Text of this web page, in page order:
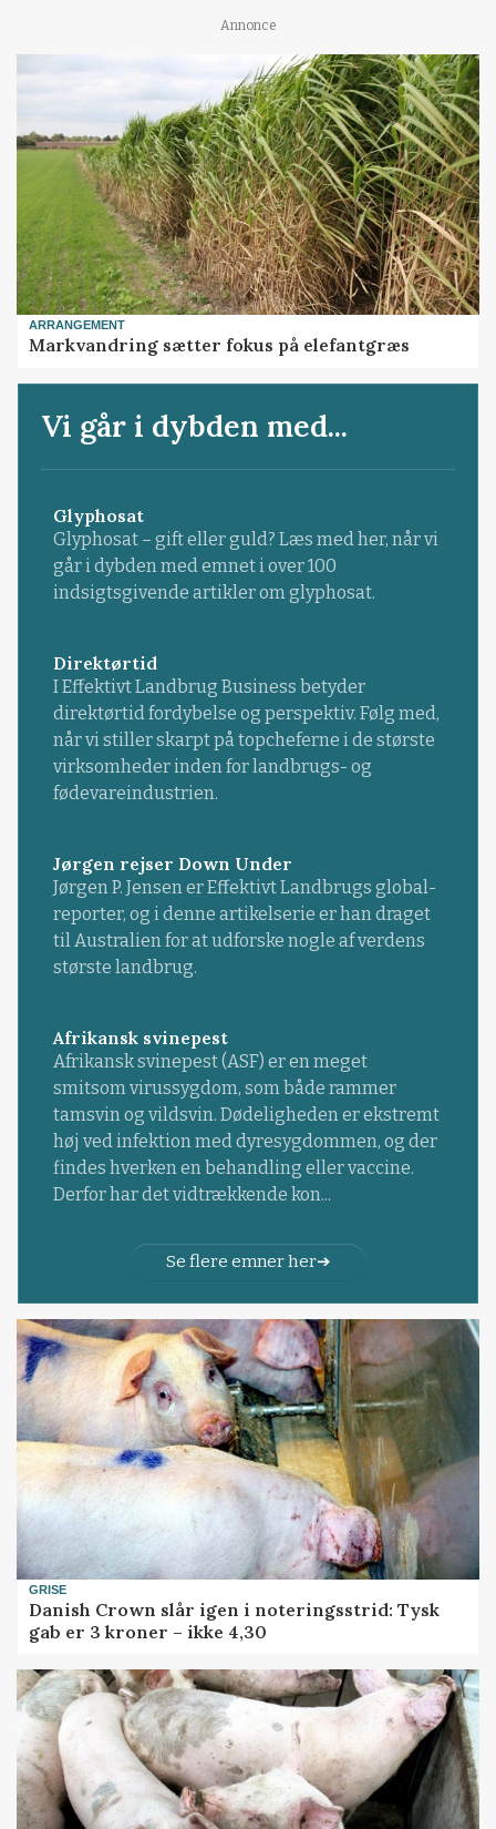
Annonce
ARRANGEMENT
Markvandring sætter fokus på elefantgræs
Vi går i dybden med...
Glyphosat
Glyphosat – gift eller guld? Læs med her, når vi
går i dybden med emnet i over 100
indsigtsgivende artikler om glyphosat.
Direktørtid
I Effektivt Landbrug Business betyder
direktørtid fordybelse og perspektiv. Følg med,
når vi stiller skarpt på topcheferne i de største
virksomheder inden for landbrugs- og
fødevareindustrien.
Jørgen rejser Down Under
Jørgen P. Jensen er Effektivt Landbrugs global-
reporter, og i denne artikelserie er han draget
til Australien for at udforske nogle af verdens
største landbrug.
Afrikansk svinepest
Afrikansk svinepest (ASF) er en meget
smitsom virussygdom, som både rammer
tamsvin og vildsvin. Dødeligheden er ekstremt
høj ved infektion med dyresygdommen, og der
findes hverken en behandling eller vaccine.
Derfor har det vidtrækkende kon...
Se flere emner her
GRISE
Danish Crown slår igen i noteringsstrid: Tysk
gab er 3 kroner – ikke 4,30